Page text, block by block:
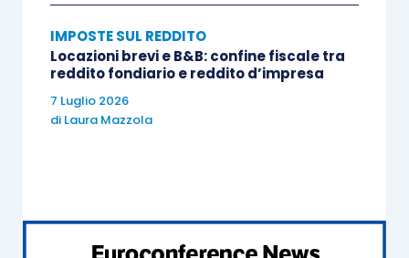
collaborativo, pena il probabile fallimento della
norma in quanto i costi che l’impresa dovrà
sostenere potranno essere
elevati.
IMPOSTE SUL REDDITO
Locazioni brevi e B&B: confine fiscale tra
reddito fondiario e reddito d’impresa
7 Luglio 2026
di Laura Mazzola